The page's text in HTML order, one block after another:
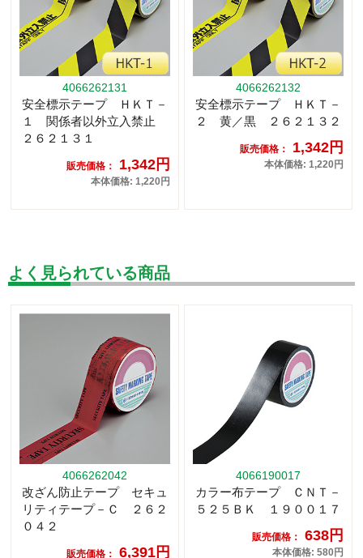
4066262131
安全標示テープ ＨＫＴ－
１ 関係者以外立入禁止
２６２１３１
販売価格： 1,342円
本体価格: 1,220円
4066262132
安全標示テープ ＨＫＴ－
２ 黄／黒 ２６２１３２
販売価格： 1,342円
本体価格: 1,220円
よく見られている商品
4066262042
改ざん防止テープ セキュ
リティテープ－Ｃ ２６２
０４２
販売価格： 6,391円
4066190017
カラー布テープ ＣＮＴ－
５２５ＢＫ １９００１７
販売価格： 638円
本体価格: 580円